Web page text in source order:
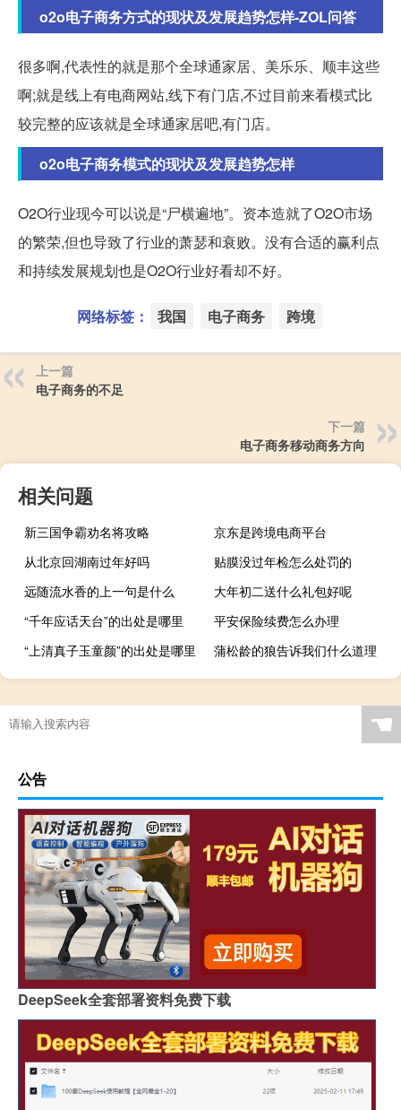
o2o电子商务方式的现状及发展趋势怎样-ZOL问答
很多啊,代表性的就是那个全球通家居、美乐乐、顺丰这些
啊;就是线上有电商网站,线下有门店,不过目前来看模式比
较完整的应该就是全球通家居吧,有门店。
o2o电子商务模式的现状及发展趋势怎样
O2O行业现今可以说是“尸横遍地”。资本造就了O2O市场
的繁荣,但也导致了行业的萧瑟和衰败。没有合适的赢利点
和持续发展规划也是O2O行业好看却不好。
网络标签： 我国 电子商务 跨境
上一篇
电子商务的不足
下一篇
电子商务移动商务方向
相关问题
新三国争霸劝名将攻略
京东是跨境电商平台
从北京回湖南过年好吗
贴膜没过年检怎么处罚的
远随流水香的上一句是什么
大年初二送什么礼包好呢
“千年应话天台”的出处是哪里
平安保险续费怎么办理
“上清真子玉童颜”的出处是哪里
蒲松龄的狼告诉我们什么道理
☚
公告
DeepSeek全套部署资料免费下载